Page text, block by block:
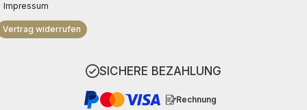
Impressum
Vertrag widerrufen
SICHERE BEZAHLUNG
Rechnung